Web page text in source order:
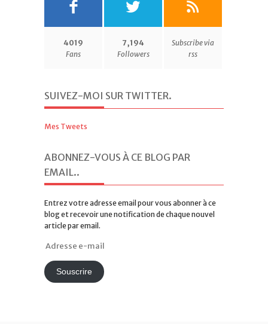
SUIVEZ-MOI SUR TWITTER
Mes Tweets
ABONNEZ-VOUS À CE BLOG PAR
EMAIL..
Entrez votre adresse email pour vous abonner à ce
blog et recevoir une notification de chaque nouvel
Adresse
e-